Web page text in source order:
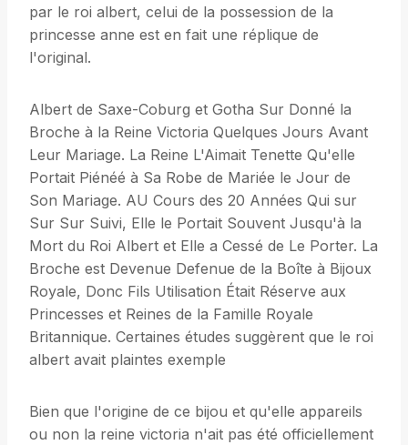
par le roi albert, celui de la possession de la
princesse anne est en fait une réplique de
l'original.
Albert de Saxe-Coburg et Gotha Sur Donné la
Broche à la Reine Victoria Quelques Jours Avant
Leur Mariage. La Reine L'Aimait Tenette Qu'elle
Portait Piénéé à Sa Robe de Mariée le Jour de
Son Mariage. AU Cours des 20 Années Qui sur
Sur Sur Suivi, Elle le Portait Souvent Jusqu'à la
Mort du Roi Albert et Elle a Cessé de Le Porter. La
Broche est Devenue Defenue de la Boîte à Bijoux
Royale, Donc Fils Utilisation Était Réserve aux
Princesses et Reines de la Famille Royale
Britannique. Certaines études suggèrent que le roi
albert avait plaintes exemple
Bien que l'origine de ce bijou et qu'elle appareils
ou non la reine victoria n'ait pas été officiellement